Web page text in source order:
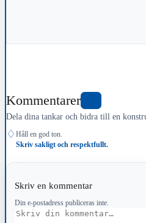
Kommentarer
Dela dina tankar och bidra till en
♢ Håll en god ton.
Skriv sakligt och respektfullt.
Skriv en kommentar
Din e-postadress publiceras inte.
Kommentar